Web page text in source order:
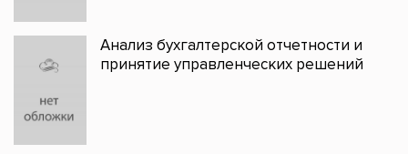
Анализ бухгалтерской отчетности и
принятие управленческих решений